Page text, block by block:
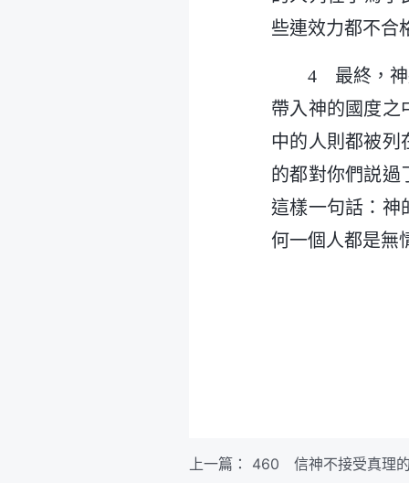
些連效力都不合
4 最終，神
帶入神的國度之
中的人則都被列
的都對你們説過
這樣一句話：神
何一個人都是無
上一篇： 460 信神不接受真理